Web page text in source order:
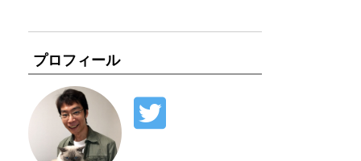
プロフィール